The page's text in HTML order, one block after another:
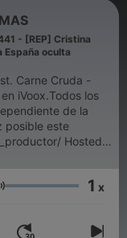
- [REP] Cristina
España oculta
Carne Cruda -
iVoox.Todos los
de la
posible este
Hosted
Volumen 1 x